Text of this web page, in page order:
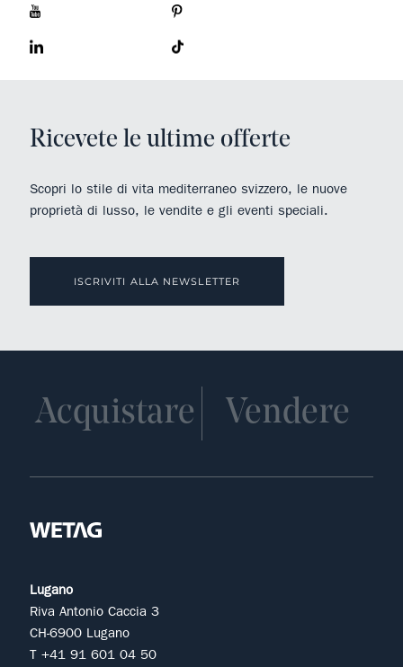
Ricevete le ultime offerte
Scopri lo stile di vita mediterraneo svizzero, le nuove
proprietà di lusso, le vendite e gli eventi speciali.
ISCRIVITI ALLA NEWSLETTER
Acquistare Vendere
Lugano
Riva Antonio Caccia 3
CH-6900 Lugano
T +41 91 601 04 50